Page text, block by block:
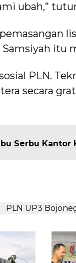
ubah,”
itu
PLN.
secara
Serbu
PLN UP3